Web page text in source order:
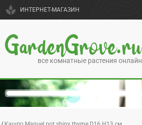
spa ИНТЕРНЕТ-МАГАЗИН
GardenGrove.ru
все комнатные растения онлайн